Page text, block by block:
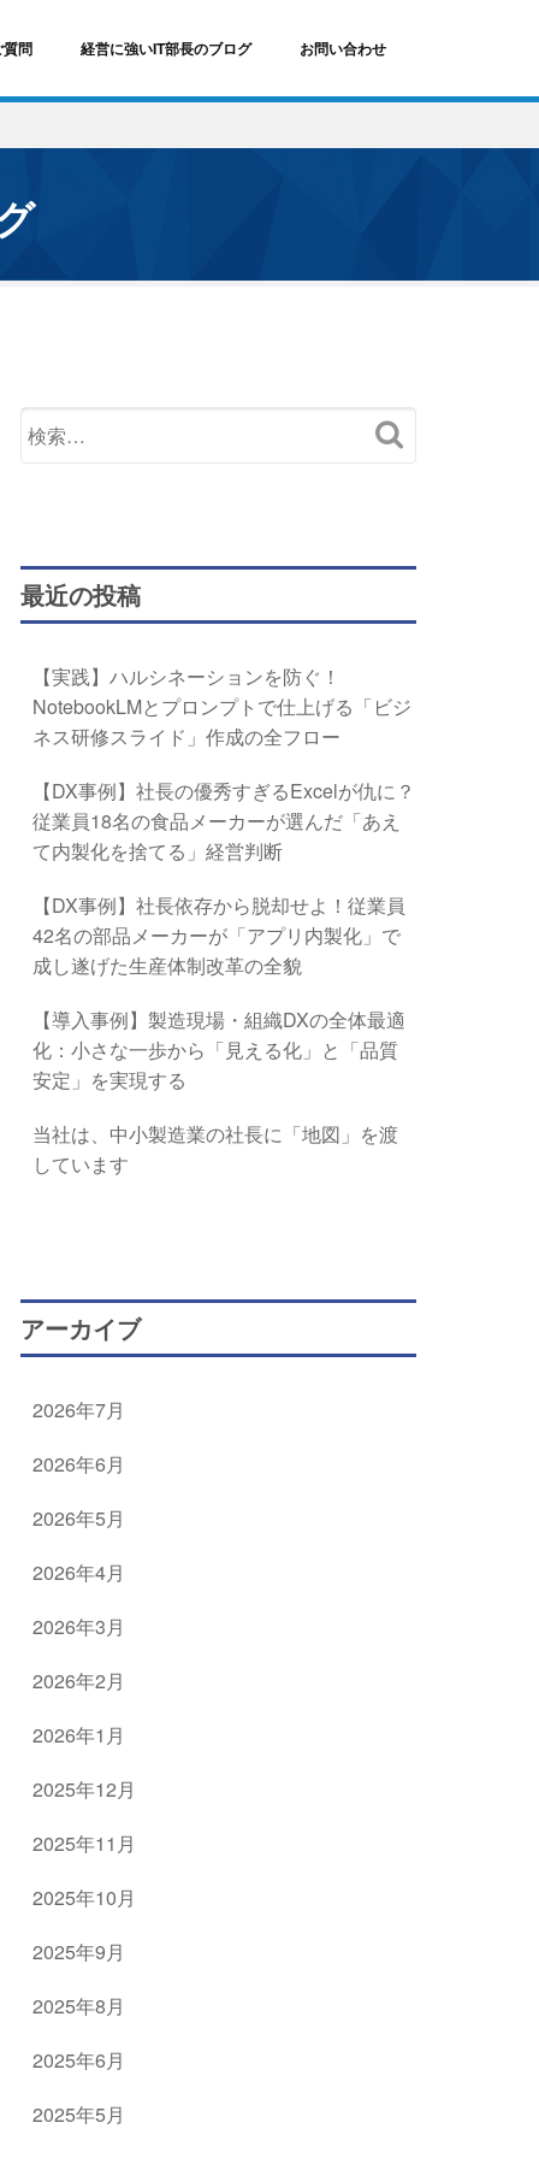
質問 経営に強いIT部長のブログ お問い合わせ
最近の投稿
【実践】ハルシネーションを防ぐ！
NotebookLMとプロンプトで仕上げる「ビジ
ネス研修スライド」作成の全フロー
【DX事例】社長の優秀すぎるExcelが仇に？
従業員18名の食品メーカーが選んだ「あえ
て内製化を捨てる」経営判断
【DX事例】社長依存から脱却せよ！従業員
42名の部品メーカーが「アプリ内製化」で
成し遂げた生産体制改革の全貌
【導入事例】製造現場・組織DXの全体最適
化：小さな一歩から「見える化」と「品質
安定」を実現する
当社は、中小製造業の社長に「地図」を渡
しています
アーカイブ
2026年7月
2026年6月
2026年5月
2026年4月
2026年3月
2026年2月
2026年1月
2025年12月
2025年11月
2025年10月
2025年9月
2025年8月
2025年6月
2025年5月